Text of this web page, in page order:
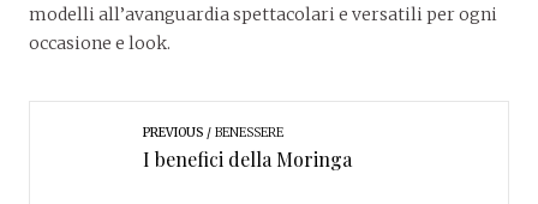
modelli all’avanguardia spettacolari e versatili per ogni
occasione e look.
PREVIOUS BENESSERE
I benefici della Moringa